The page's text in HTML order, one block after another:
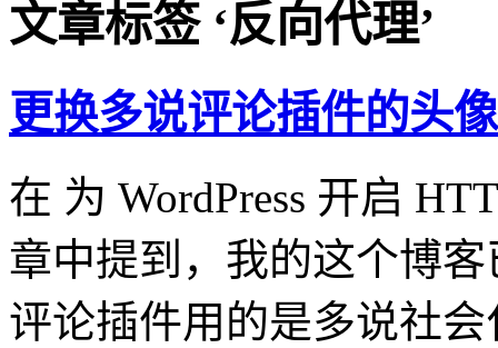
文章标签 ‘反向代理’
更换多说评论插件的头
在 为 WordPress 开启
章中提到，我的这个博
评论插件用的是多说社